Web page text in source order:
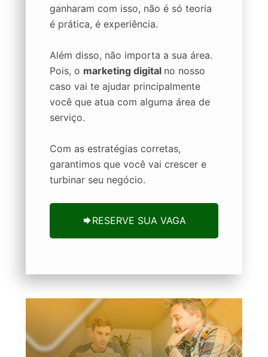
ganharam com isso, não é só teoria
é prática, é experiência.
Além disso, não importa a sua área.
Pois, o marketing digital no nosso
caso vai te ajudar principalmente
você que atua com alguma área de
serviço.
Com as estratégias corretas,
garantimos que você vai crescer e
turbinar seu negócio.
RESERVE SUA VAGA